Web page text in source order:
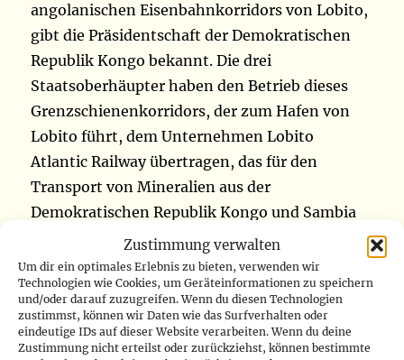
Zustimmung verwalten
Um dir ein optimales Erlebnis zu bieten, verwenden wir
Technologien wie Cookies, um Geräteinformationen zu speichern
und/oder darauf zuzugreifen. Wenn du diesen Technologien
zustimmst, können wir Daten wie das Surfverhalten oder
eindeutige IDs auf dieser Website verarbeiten. Wenn du deine
Zustimmung nicht erteilst oder zurückziehst, können bestimmte
angolanischen Eisenbahnkorridors von Lobito,
gibt die Präsidentschaft der Demokratischen
Republik Kongo bekannt. Die drei
Staatsoberhäupter haben den Betrieb dieses
Grenzschienenkorridors, der zum Hafen von
Lobito führt, dem Unternehmen Lobito
Atlantic Railway übertragen, das für den
Transport von Mineralien aus der
Demokratischen Republik Kongo und Sambia
zu Exportmärkten zuständig ist. „Die
vollständige Inbetriebnahme dieses Korridors
wird die Erschließung der Minen in Sambia und
der Demokratischen Republik Kongo sowie den
Zugang und die Zirkulation von